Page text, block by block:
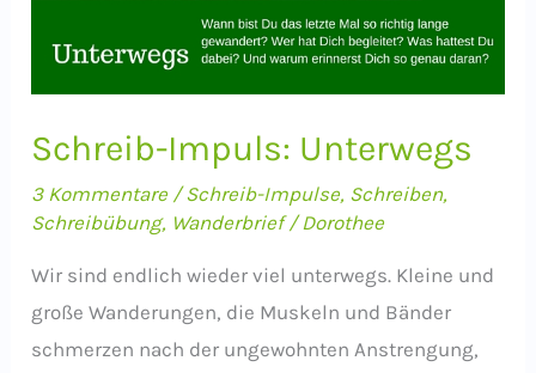
Schreib-Impuls: Unterwegs
3 Kommentare /Schreib-Impulse, Schreiben,
Schreibübung, Wanderbrief/Dorothee
Wir sind endlich wieder viel unterwegs. Kleine und
große Wanderungen, die Muskeln und Bänder
schmerzen nach der ungewohnten Anstrengung,